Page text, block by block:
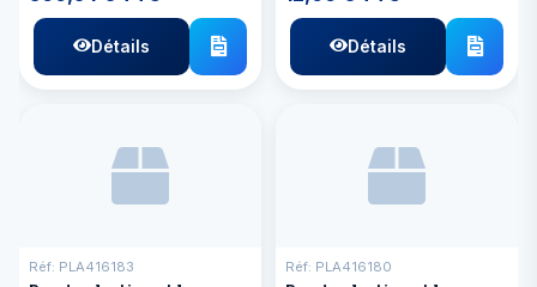
Détails Détails
Réf: PLA416183 Réf: PLA416180